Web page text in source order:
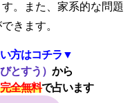
。また、家系的な問題
きます。
方はコチラ▼
とすう） から
完全無料で占います